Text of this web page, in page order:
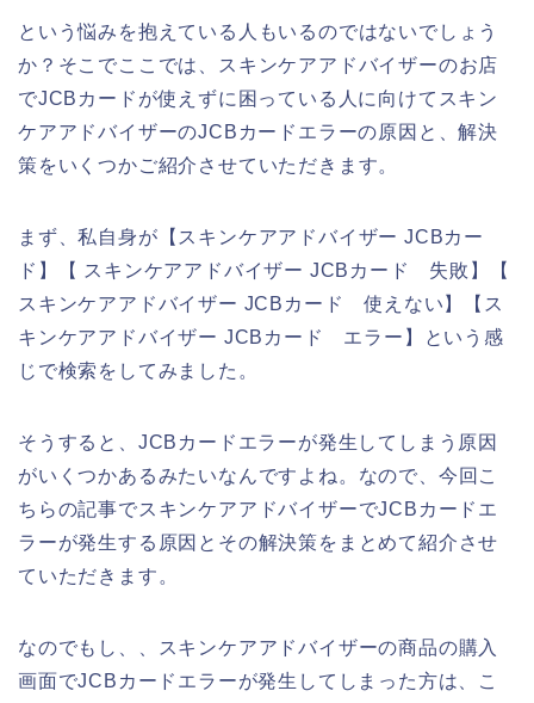
という悩みを抱えている人もいるのではないでしょう
か？そこでここでは、スキンケアアドバイザーのお店
でJCBカードが使えずに困っている人に向けてスキン
ケアアドバイザーのJCBカードエラーの原因と、解決
策をいくつかご紹介させていただきます。
まず、私自身が【スキンケアアドバイザー JCBカー
ド】【 スキンケアアドバイザー JCBカード 失敗】【
スキンケアアドバイザー JCBカード 使えない】【ス
キンケアアドバイザー JCBカード エラー】という感
じで検索をしてみました。
そうすると、JCBカードエラーが発生してしまう原因
がいくつかあるみたいなんですよね。なので、今回こ
ちらの記事でスキンケアアドバイザーでJCBカードエ
ラーが発生する原因とその解決策をまとめて紹介させ
ていただきます。
なのでもし、、スキンケアアドバイザーの商品の購入
画面でJCBカードエラーが発生してしまった方は、こ